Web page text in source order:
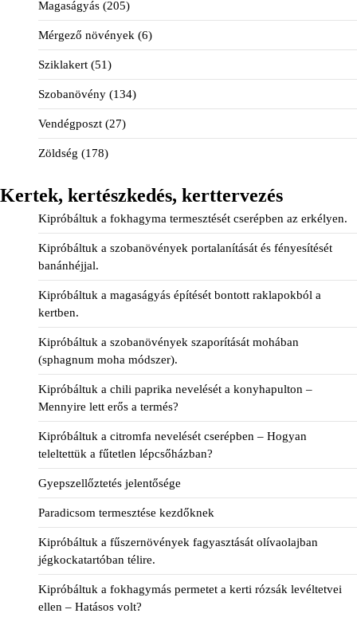
Magaságyás (205)
Mérgező növények (6)
Sziklakert (51)
Szobanövény (134)
Vendégposzt (27)
Zöldség (178)
Kertek, kertészkedés, kerttervezés
Kipróbáltuk a fokhagyma termesztését cserépben az erkélyen.
Kipróbáltuk a szobanövények portalanítását és fényesítését
banánhéjjal.
Kipróbáltuk a magaságyás építését bontott raklapokból a
kertben.
Kipróbáltuk a szobanövények szaporítását mohában
(sphagnum moha módszer).
Kipróbáltuk a chili paprika nevelését a konyhapulton –
Mennyire lett erős a termés?
Kipróbáltuk a citromfa nevelését cserépben – Hogyan
teleltettük a fűtetlen lépcsőházban?
Gyepszellőztetés jelentősége
Paradicsom termesztése kezdőknek
Kipróbáltuk a fűszernövények fagyasztását olívaolajban
jégkockatartóban télire.
Kipróbáltuk a fokhagymás permetet a kerti rózsák levéltetvei
ellen – Hatásos volt?